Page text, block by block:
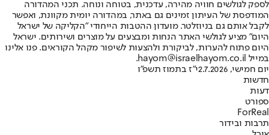
לספק לגולשים חוויה מהירה, עדכנית, בטוחה ונוחה. תכני המהדורה
המודפסת של העיתון זמינים גם באתר, במהדורה יומית מקוונת, ואפשר
לקבל אותם גם בניוזלטר. מועדון ההטבות הייחודי "הקליקה של ישראל
היום" מציע לגולשי האתר הנחות ומבצעים על מוצרים ושירותים. ישראל
היום פתוח להערות, לביקורת ולהצעות לשיפור מקהל הקוראים. פנו אלינו
במייל hayom@israelhayom.co.il.
יום חמישי, 2.7.2026
י"ז בתמוז תשפ"ו
חדשות
דעות
ספורט
ForReal
תרבות ובידור